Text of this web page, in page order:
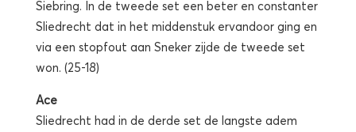
Siebring. In de tweede set een beter en constanter
Sliedrecht dat in het middenstuk ervandoor ging en
via een stopfout aan Sneker zijde de tweede set
won. (25-18)
Ace
Sliedrecht had in de derde set de langste adem